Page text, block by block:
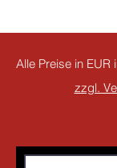
Alle Preise in
zzgl.